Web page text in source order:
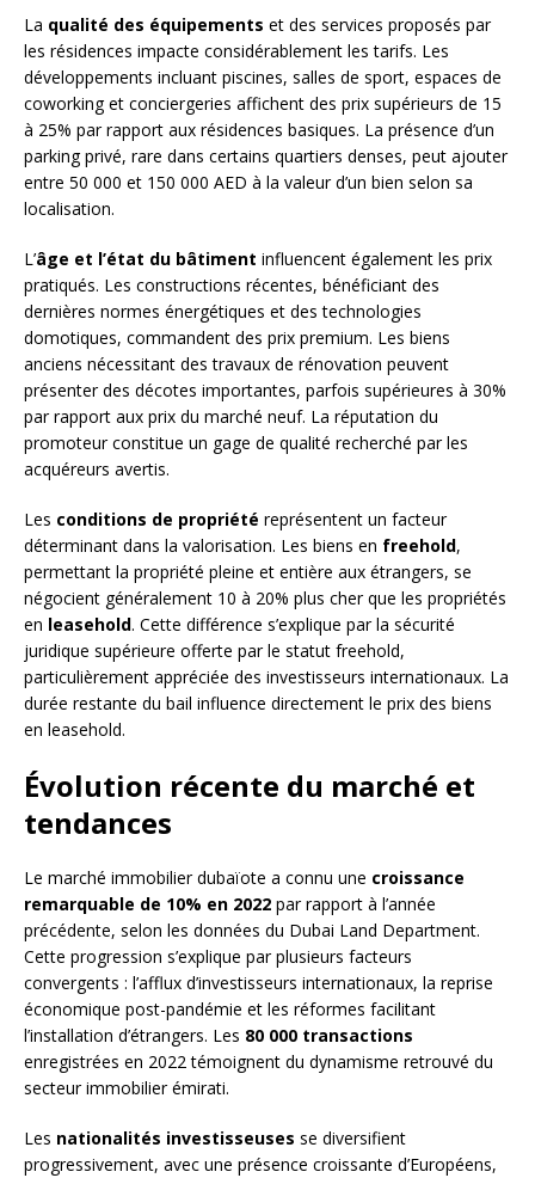
La qualité des équipements et des services proposés par
les résidences impacte considérablement les tarifs. Les
développements incluant piscines, salles de sport, espaces de
coworking et conciergeries affichent des prix supérieurs de 15
à 25% par rapport aux résidences basiques. La présence d’un
parking privé, rare dans certains quartiers denses, peut ajouter
entre 50 000 et 150 000 AED à la valeur d’un bien selon sa
localisation.
L’âge et l’état du bâtiment influencent également les prix
pratiqués. Les constructions récentes, bénéficiant des
dernières normes énergétiques et des technologies
domotiques, commandent des prix premium. Les biens
anciens nécessitant des travaux de rénovation peuvent
présenter des décotes importantes, parfois supérieures à 30%
par rapport aux prix du marché neuf. La réputation du
promoteur constitue un gage de qualité recherché par les
acquéreurs avertis.
Les conditions de propriété représentent un facteur
déterminant dans la valorisation. Les biens en freehold,
permettant la propriété pleine et entière aux étrangers, se
négocient généralement 10 à 20% plus cher que les propriétés
en leasehold. Cette différence s’explique par la sécurité
juridique supérieure offerte par le statut freehold,
particulièrement appréciée des investisseurs internationaux. La
durée restante du bail influence directement le prix des biens
en leasehold.
Évolution récente du marché et
tendances
Le marché immobilier dubaïote a connu une croissance
remarquable de 10% en 2022 par rapport à l’année
précédente, selon les données du Dubai Land Department.
Cette progression s’explique par plusieurs facteurs
convergents : l’afflux d’investisseurs internationaux, la reprise
économique post-pandémie et les réformes facilitant
l’installation d’étrangers. Les 80 000 transactions
enregistrées en 2022 témoignent du dynamisme retrouvé du
secteur immobilier émirati.
Les nationalités investisseuses se diversifient
progressivement, avec une présence croissante d’Européens,